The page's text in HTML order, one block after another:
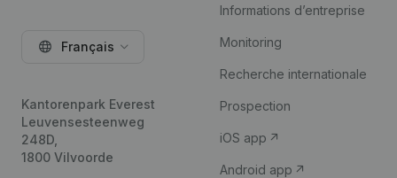
Français
Kantorenpark Everest
Leuvensesteenweg
248D,
1800 Vilvoorde
Informations d’entreprise
Monitoring
Recherche internationale
Prospection
iOS app
Android app